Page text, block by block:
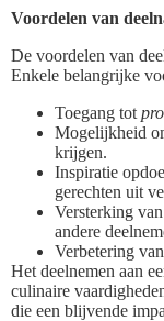
Voordelen van
De voordelen van
Enkele belangrijke
Toegang tot
Mogelijkheid
krijgen.
Inspiratie
gerechten uit
Versterking
andere
Verbetering
Het deelnemen aan
culinaire
die een blijvende